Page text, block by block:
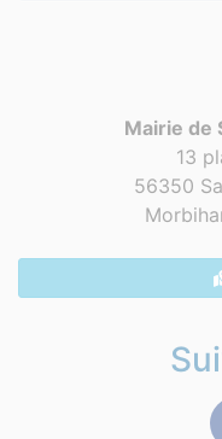
Mairie
13
56350